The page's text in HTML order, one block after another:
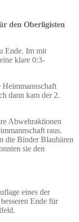
den Oberligisten
Ende. Im mit
klare 0:3-
dann kam der 2.
Abwehraktionen
raus.
die Binder Blaubären
sie den
eines der
Ende für